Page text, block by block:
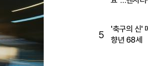
5
'축구의 신'
향년 68세